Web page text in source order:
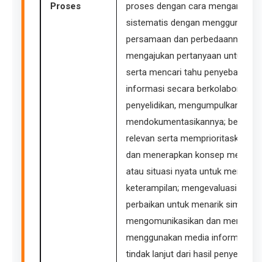
Proses
proses dengan cara mengamati
sistematis dengan menggunakan
persamaan dan perbedaannya;
mengajukan pertanyaan untuk
serta mencari tahu penyebab dan
informasi secara berkolaborasi,
penyelidikan, mengumpulkan
mendokumentasikannya;
relevan serta memprioritaskan
dan menerapkan konsep melalui
atau situasi nyata untuk
keterampilan; mengevaluasi dan
perbaikan untuk menarik simpulan
mengomunikasikan dan menyajikan
menggunakan media informasi
tindak lanjut dari hasil penyelidikan